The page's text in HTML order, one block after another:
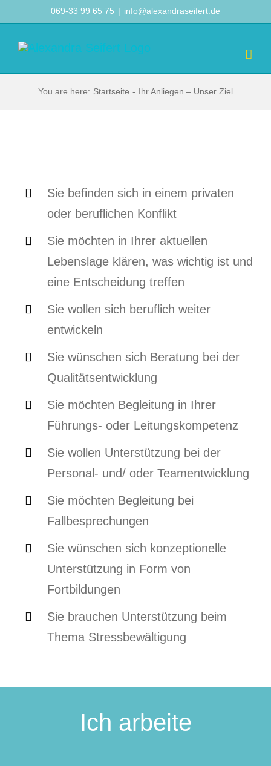
069-33 99 65 75 | info@alexandraseifert.de
You are here: Startseite - Ihr Anliegen – Unser Ziel
Sie befinden sich in einem privaten
oder beruflichen Konflikt
Sie möchten in Ihrer aktuellen
Lebenslage klären, was wichtig ist und
eine Entscheidung treffen
Sie wollen sich beruflich weiter
entwickeln
Sie wünschen sich Beratung bei der
Qualitätsentwicklung
Sie möchten Begleitung in Ihrer
Führungs- oder Leitungskompetenz
Sie wollen Unterstützung bei der
Personal- und/ oder Teamentwicklung
Sie möchten Begleitung bei
Fallbesprechungen
Sie wünschen sich konzeptionelle
Unterstützung in Form von
Fortbildungen
Sie brauchen Unterstützung beim
Thema Stressbewältigung
Ich arbeite